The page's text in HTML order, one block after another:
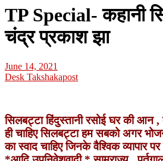
TP Special- कहानी
चंद्र प्रकाश झा
June 14, 2021
Desk Takshakapost
सिलबट्टा हिंदुस्तानी रसोई घर की आन
ही चाहिए सिलबट्टा हम सबको अगर
का स्वाद चाहिए जिनके वैश्विक व्यापार